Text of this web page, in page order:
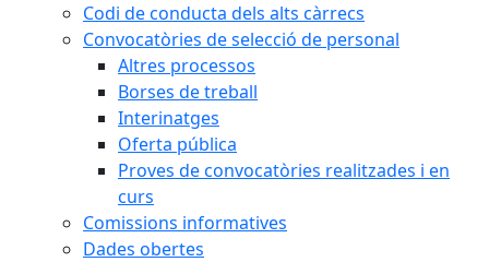
Codi de conducta dels alts càrrecs
Convocatòries de selecció de personal
Altres processos
Borses de treball
Interinatges
Oferta pública
Proves de convocatòries realitzades i en
curs
Comissions informatives
Dades obertes